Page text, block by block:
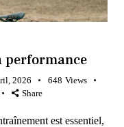
performance
2026 648 Views
Share
est essentiel,